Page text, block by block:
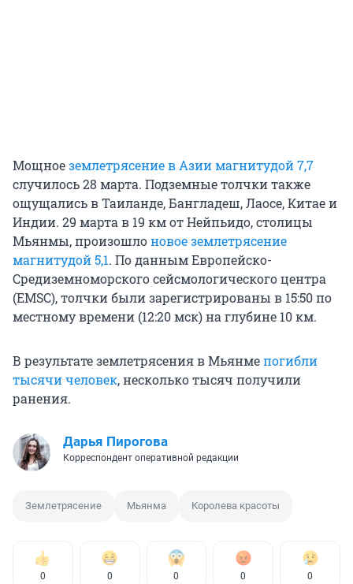
Мощноеземлетрясение в Азии магнитудой 7,7
случилось 28 марта. Подземные толчки также
ощущались в Таиланде, Бангладеш, Лаосе, Китае и
Индии. 29 марта в 19 кмот Нейпьидо, столицы
Мьянмы, произошлоновое землетрясение
магнитудой 5,1. По данным Европейско-
Средиземноморского сейсмологического центра
(EMSC), толчки были зарегистрированы в 15:50 по
местному времени (12:20 мск) на глубине 10 км.
В результате землетрясения в Мьянмепогибли
тысячи человек, несколько тысяч получили
ранения.
Дарья Пирогова
Корреспондент оперативной редакции
Землетрясение Мьянма Королева красоты
0 0 0 0 0